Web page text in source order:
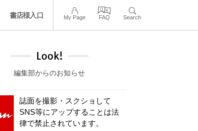
書店様入口 My Page FAQ Search
Look!
編集部からのお知らせ
誌面を撮影・スクショして
SNS等にアップすることは法
律で禁止されています。